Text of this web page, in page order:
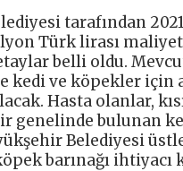
tarafından
Türk lirası
belli oldu.
kedi ve köpekler
Hasta olanlar,
genelinde bulunan
Belediyesi
barınağı ihtiyacı